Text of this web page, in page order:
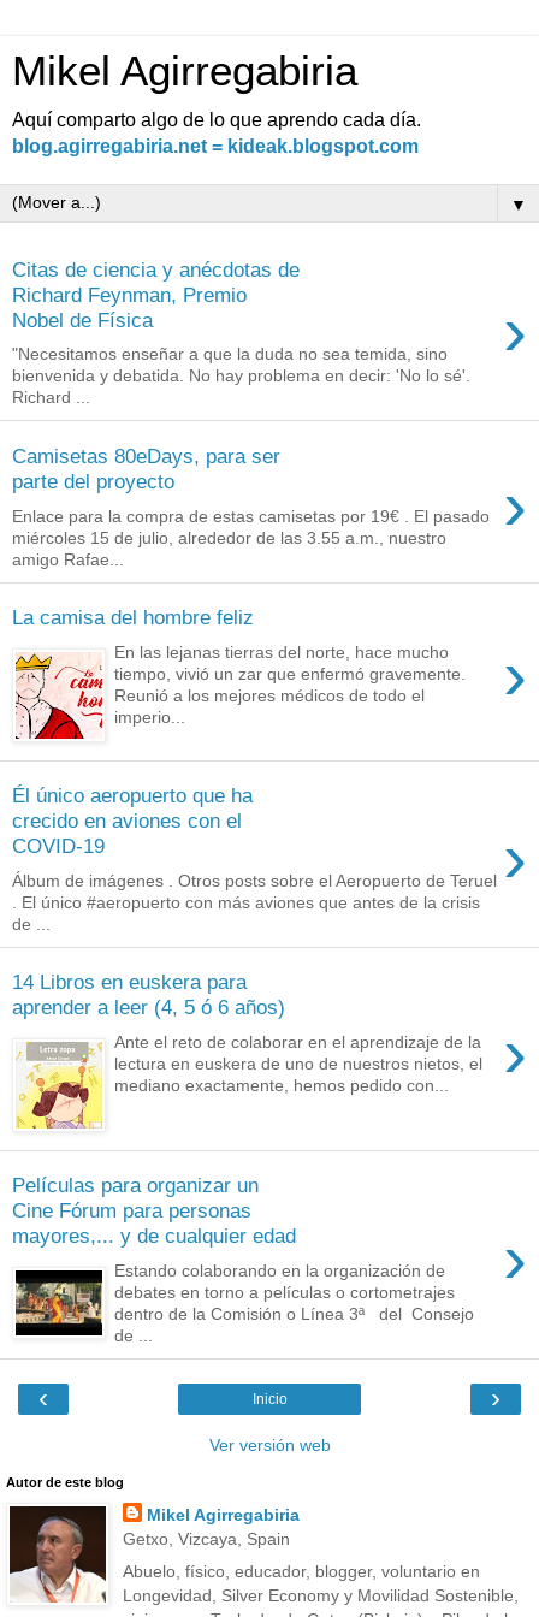
Mikel Agirregabiria
Aquí comparto algo de lo que aprendo cada día.
blog.agirregabiria.net = kideak.blogspot.com
▼
Citas de ciencia y anécdotas de
Richard Feynman, Premio
Nobel de Física
›
"Necesitamos enseñar a que la duda no sea temida, sino
bienvenida y debatida. No hay problema en decir: 'No lo sé'.
Richard ...
Camisetas 80eDays, para ser
parte del proyecto
›
Enlace para la compra de estas camisetas por 19€ . El pasado
miércoles 15 de julio, alrededor de las 3.55 a.m., nuestro
amigo Rafae...
La camisa del hombre feliz
›
En las lejanas tierras del norte, hace mucho
tiempo, vivió un zar que enfermó gravemente.
Reunió a los mejores médicos de todo el
imperio...
Él único aeropuerto que ha
crecido en aviones con el
COVID-19
›
Álbum de imágenes . Otros posts sobre el Aeropuerto de Teruel
. El único #aeropuerto con más aviones que antes de la crisis
de ...
14 Libros en euskera para
aprender a leer (4, 5 ó 6 años)
›
Ante el reto de colaborar en el aprendizaje de la
lectura en euskera de uno de nuestros nietos, el
mediano exactamente, hemos pedido con...
Películas para organizar un
Cine Fórum para personas
mayores,... y de cualquier edad
›
Estando colaborando en la organización de
debates en torno a películas o cortometrajes
dentro de la Comisión o Línea 3ª del Consejo
de ...
‹ ›
Inicio
Ver versión web
Autor de este blog
Mikel Agirregabiria
Getxo, Vizcaya, Spain
Abuelo, físico, educador, blogger, voluntario en
Longevidad, Silver Economy y Movilidad Sostenible,